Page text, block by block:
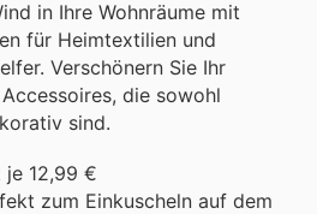
in Ihre Wohnräume mit
für Heimtextilien und
Verschönern Sie Ihr
die sowohl
sind.
je 12,99 €
zum Einkuscheln auf dem